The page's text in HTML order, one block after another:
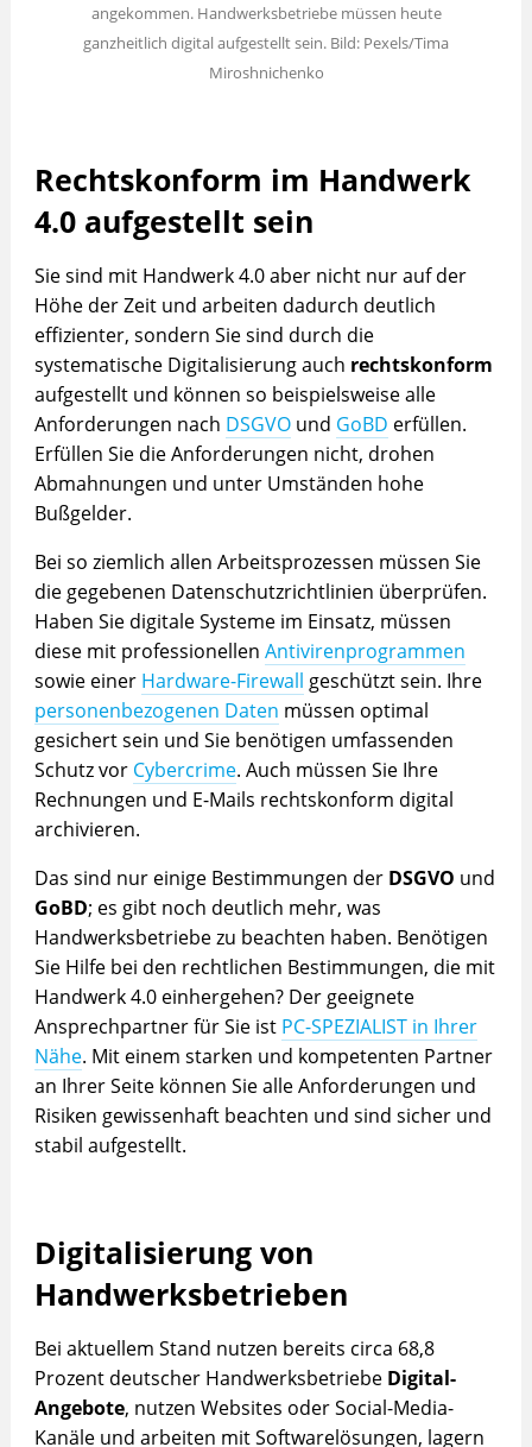
angekommen. Handwerksbetriebe müssen heute
ganzheitlich digital aufgestellt sein. Bild: Pexels/Tima
Miroshnichenko
Rechtskonform im Handwerk
4.0 aufgestellt sein
Sie sind mit Handwerk 4.0 aber nicht nur auf der
Höhe der Zeit und arbeiten dadurch deutlich
effizienter, sondern Sie sind durch die
systematische Digitalisierung auch rechtskonform
aufgestellt und können so beispielsweise alle
Anforderungen nach DSGVOund GoBD erfüllen.
Erfüllen Sie die Anforderungen nicht, drohen
Abmahnungen und unter Umständen hohe
Bußgelder.
Bei so ziemlich allen Arbeitsprozessen müssen Sie
die gegebenen Datenschutzrichtlinien überprüfen.
Haben Sie digitale Systeme im Einsatz, müssen
diese mit professionellen Antivirenprogrammen
sowie einer Hardware-Firewall geschützt sein. Ihre
personenbezogenen Daten müssen optimal
gesichert sein und Sie benötigen umfassenden
Schutz vor Cybercrime. Auch müssen Sie Ihre
Rechnungen und E-Mails rechtskonform digital
archivieren.
Das sind nur einige Bestimmungen der DSGVO und
GoBD; es gibt noch deutlich mehr, was
Handwerksbetriebe zu beachten haben. Benötigen
Sie Hilfe bei den rechtlichen Bestimmungen, die mit
Handwerk 4.0 einhergehen? Der geeignete
Ansprechpartner für Sie ist PC-SPEZIALIST in Ihrer
Nähe. Mit einem starken und kompetenten Partner
an Ihrer Seite können Sie alle Anforderungen und
Risiken gewissenhaft beachten und sind sicher und
stabil aufgestellt.
Digitalisierung von
Handwerksbetrieben
Bei aktuellem Stand nutzen bereits circa 68,8
Prozent deutscher Handwerksbetriebe Digital-
Angebote, nutzen Websites oder Social-Media-
Kanäle und arbeiten mit Softwarelösungen, lagern